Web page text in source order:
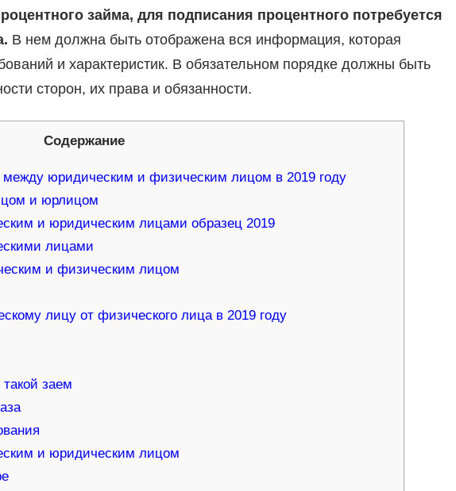
займа, для подписания процентного потребуется
В нем должна быть отображена вся информация, которая
и характеристик. В обязательном порядке должны быть
сторон, их права и обязанности.
Содержание
юридическим и физическим лицом в 2019 году
и юрлицом
и юридическим лицами образец 2019
лицами
и физическим лицом
лицу от физического лица в 2019 году
такой заем
и юридическим лицом